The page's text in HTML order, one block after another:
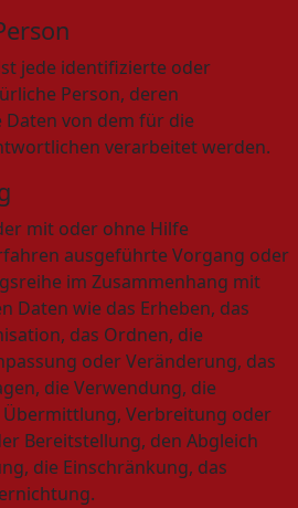
jede identifizierte oder
Person, deren
von dem für die
verarbeitet werden.
mit oder ohne Hilfe
ausgeführte Vorgang oder
im Zusammenhang mit
Daten wie das Erheben, das
das Ordnen, die
oder Veränderung, das
die Verwendung, die
Verbreitung oder
Bereitstellung, den Abgleich
die Einschränkung, das